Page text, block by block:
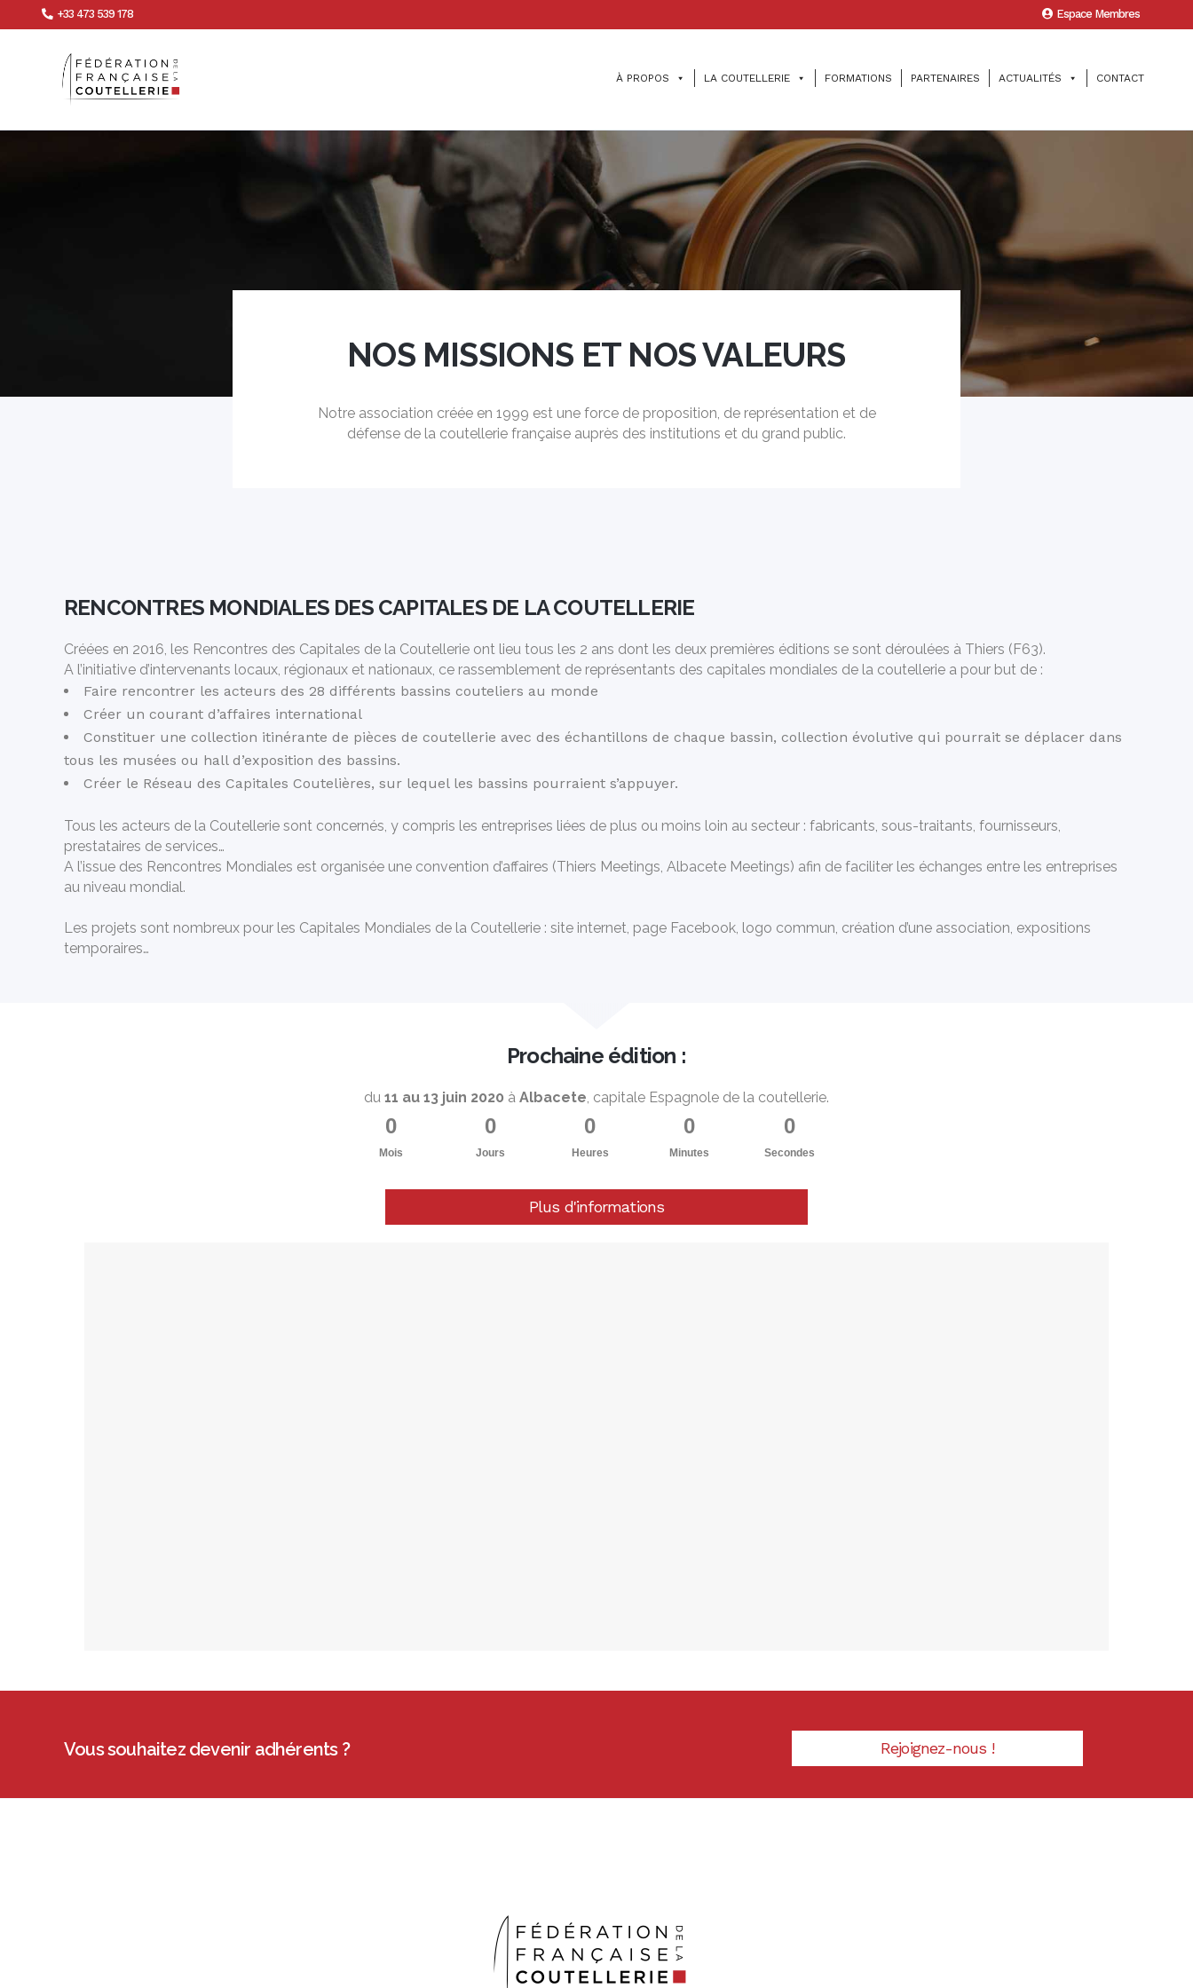
+33 473 539 178 Espace Membres
À PROPOS LA COUTELLERIE FORMATIONS PARTENAIRES ACTUALITÉS CONTACT
NOS MISSIONS ET NOS VALEURS
Notre association créée en 1999 est une force de proposition, de représentation et de
défense de la coutellerie française auprès des institutions et du grand public.
RENCONTRES MONDIALES DES CAPITALES DE LA COUTELLERIE
Créées en 2016, les Rencontres des Capitales de la Coutellerie ont lieu tous les 2 ans dont les deux premières éditions se sont déroulées à Thiers (F63).
A l’initiative d’intervenants locaux, régionaux et nationaux, ce rassemblement de représentants des capitales mondiales de la coutellerie a pour but de :
Faire rencontrer les acteurs des 28 différents bassins couteliers au monde
Créer un courant d’affaires international
Constituer une collection itinérante de pièces de coutellerie avec des échantillons de chaque bassin, collection évolutive qui pourrait se déplacer dans
tous les musées ou hall d’exposition des bassins.
Créer le Réseau des Capitales Coutelières, sur lequel les bassins pourraient s’appuyer.
Tous les acteurs de la Coutellerie sont concernés, y compris les entreprises liées de plus ou moins loin au secteur : fabricants, sous-traitants, fournisseurs,
prestataires de services…
A l’issue des Rencontres Mondiales est organisée une convention d’affaires (Thiers Meetings, Albacete Meetings) afin de faciliter les échanges entre les entreprises
au niveau mondial.
Les projets sont nombreux pour les Capitales Mondiales de la Coutellerie : site internet, page Facebook, logo commun, création d’une association, expositions
temporaires…
Prochaine édition :
du 11 au 13 juin 2020 à Albacete, capitale Espagnole de la coutellerie.
0
Mois
0
Jours
0
Heures
0
Minutes
0
Secondes
Plus d'informations
Vous souhaitez devenir adhérents ? Rejoignez-nous !